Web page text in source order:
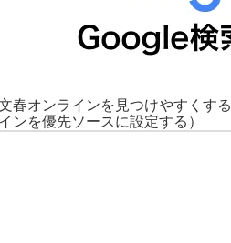
春オンラインを見つけやすくする
インを優先ソースに設定する）